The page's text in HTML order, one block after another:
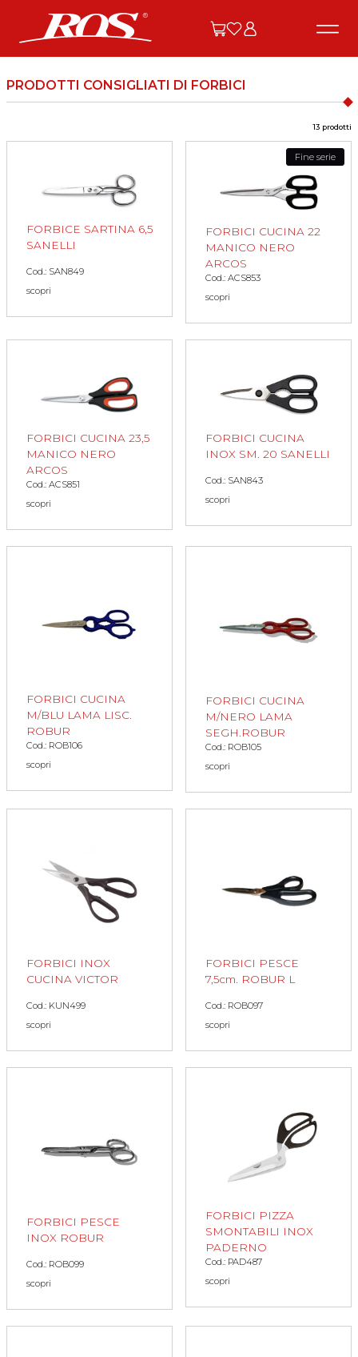
PRODOTTI CONSIGLIATI DI FORBICI
13 prodotti
FORBICE SARTINA 6,5
SANELLI
Cod.: SAN849
scopri
Fine serie
FORBICI CUCINA 22
MANICO NERO
ARCOS
Cod.: ACS853
scopri
FORBICI CUCINA 23,5
MANICO NERO
ARCOS
Cod.: ACS851
scopri
FORBICI CUCINA
INOX SM. 20 SANELLI
Cod.: SAN843
scopri
FORBICI CUCINA
M/BLU LAMA LISC.
ROBUR
Cod.: ROB106
scopri
FORBICI CUCINA
M/NERO LAMA
SEGH.ROBUR
Cod.: ROB105
scopri
FORBICI INOX
CUCINA VICTOR
Cod.: KUN499
scopri
FORBICI PESCE
7,5cm. ROBUR L
Cod.: ROB097
scopri
FORBICI PESCE
INOX ROBUR
Cod.: ROB099
scopri
FORBICI PIZZA
SMONTABILI INOX
PADERNO
Cod.: PAD487
scopri